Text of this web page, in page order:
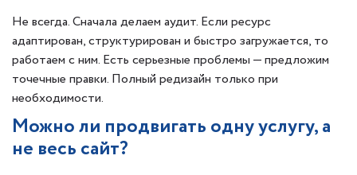
Не всегда. Сначала делаем аудит. Если ресурс
адаптирован, структурирован и быстро загружается, то
работаем с ним. Есть серьезные проблемы — предложим
точечные правки. Полный редизайн только при
необходимости.
Можно ли продвигать одну услугу, а
не весь сайт?